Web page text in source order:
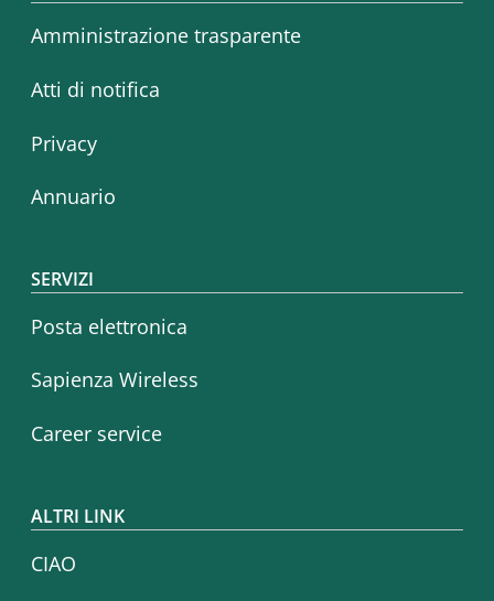
Amministrazione trasparente
Atti di notifica
Privacy
Annuario
SERVIZI
Posta elettronica
Sapienza Wireless
Career service
ALTRI LINK
CIAO